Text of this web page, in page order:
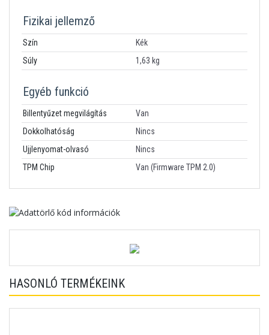
Fizikai jellemző
Szín
Kék
Súly
1,63 kg
Egyéb funkció
Billentyűzet megvilágítás
Van
Dokkolhatóság
Nincs
Ujjlenyomat-olvasó
Nincs
TPM Chip
Van (Firmware TPM 2.0)
HASONLÓ TERMÉKEINK